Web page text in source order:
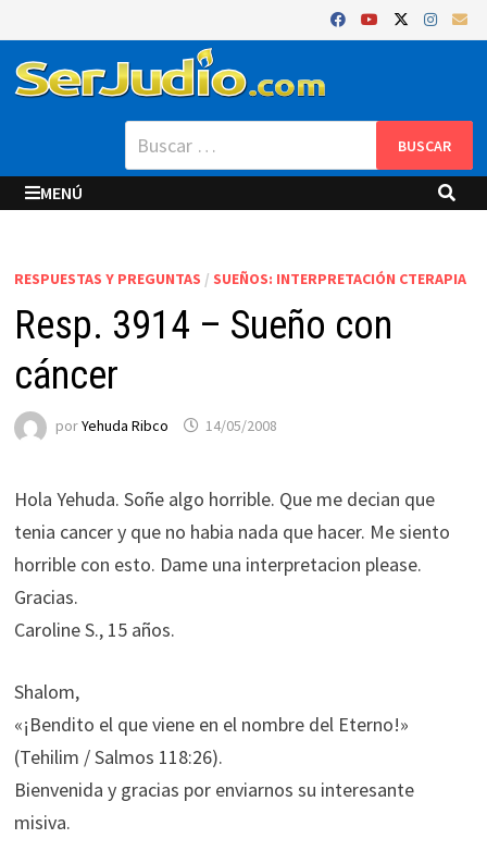
al
contenido
Buscar:
MENÚ
RESPUESTAS Y PREGUNTAS / SUEÑOS: INTERPRETACIÓN CTERAPIA
Resp. 3914 – Sueño con
cáncer
porYehuda Ribco 14/05/2008
Hola Yehuda. Soñe algo horrible. Que me decian que
tenia cancer y que no habia nada que hacer. Me siento
horrible con esto. Dame una interpretacion please.
Gracias.
Caroline S., 15 años.
Shalom,
«¡Bendito el que viene en el nombre del Eterno!»
(Tehilim / Salmos 118:26).
Bienvenida y gracias por enviarnos su interesante
misiva.